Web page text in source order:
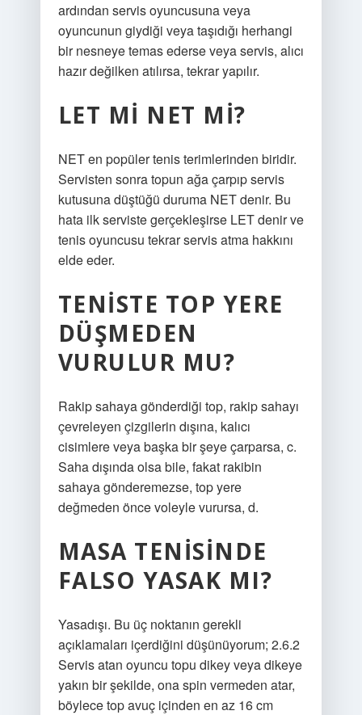
ardından servis oyuncusuna veya
oyuncunun giydiği veya taşıdığı herhangi
bir nesneye temas ederse veya servis, alıcı
hazır değilken atılırsa, tekrar yapılır.
LET MI NET MI?
NET en popüler tenis terimlerinden biridir.
Servisten sonra topun ağa çarpıp servis
kutusuna düştüğü duruma NET denir. Bu
hata ilk serviste gerçekleşirse LET denir ve
tenis oyuncusu tekrar servis atma hakkını
elde eder.
TENISTE TOP YERE
DÜŞMEDEN
VURULUR MU?
Rakip sahaya gönderdiği top, rakip sahayı
çevreleyen çizgilerin dışına, kalıcı
cisimlere veya başka bir şeye çarparsa, c.
Saha dışında olsa bile, fakat rakibin
sahaya gönderemezse, top yere
değmeden önce voleyle vurursa, d.
MASA TENISINDE
FALSO YASAK MI?
Yasadışı. Bu üç noktanın gerekli
açıklamaları içerdiğini düşünüyorum; 2.6.2
Servis atan oyuncu topu dikey veya dikeye
yakın bir şekilde, ona spin vermeden atar,
böylece top avuç içinden en az 16 cm